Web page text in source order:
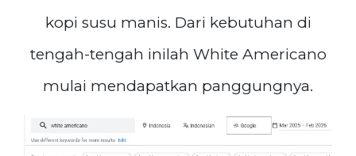
kopi susu manis. Dari kebutuhan di
tengah-tengah inilah White Americano
mulai mendapatkan panggungnya.